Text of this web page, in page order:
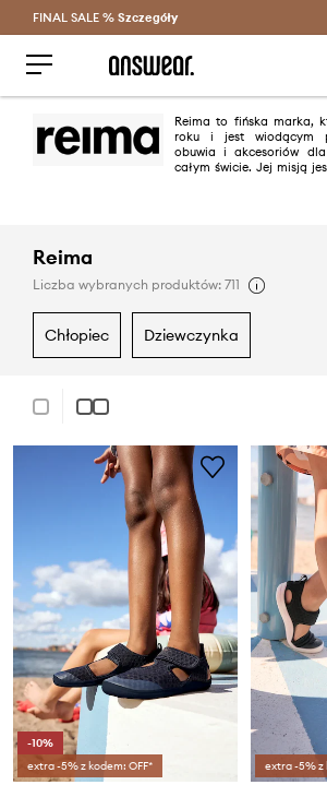
Oszczędzaj z Answear Club >
FINAL SALE % Szczegóły
Reima to fińska marka,
roku i jest wiodącym
obuwia i akcesoriów
całym świcie. Jej misją
rozwój, funkcjonalność, bezpieczeństwo i oryginalny,
Reima
Liczba wybranych produktów: 711
chłopiec dziewczynka
-10%
extra -5% z kodem: OFF*
extra -5% z